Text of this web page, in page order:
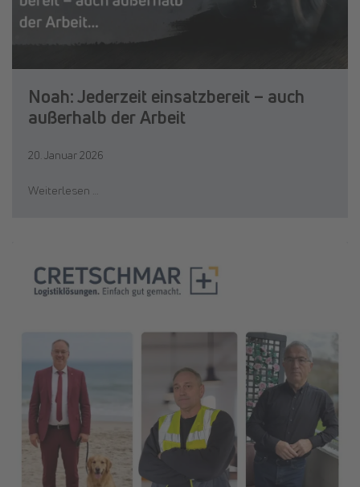
Noah: Jederzeit einsatzbereit – auch
außerhalb der Arbeit
20. Januar 2026
Weiterlesen …